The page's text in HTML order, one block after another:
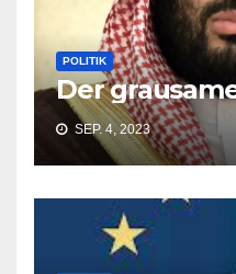
POLITIK
Der
SEP. 4, 2023